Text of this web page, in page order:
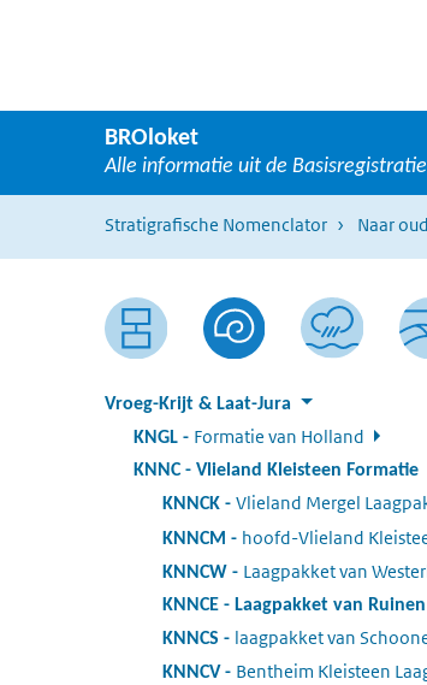
BROloket
Alle informatie uit de
Stratigrafische Nomenclator Naar
Vroeg-Krijt & Laat-Jura
KNGL
Formatie van Holland
KNNC:
Vlieland Kleisteen Formatie
KNNCK
Vlieland Mergel
KNNCM hoofd-Vlieland
KNNCW Laagpakket van
KNNCE
Laagpakket van Ruinen
KNNCS
laagpakket van
KNNCV: Bentheim Kleisteen